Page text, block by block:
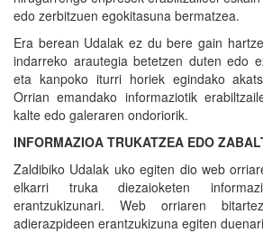
edo zerbitzuen egokitasuna bermatzea.
Era berean Udalak ez du bere gain
indarreko arautegia betetzen duten edo
eta kanpoko iturri horiek egindako
Orrian emandako informaziotik
kalte edo galeraren ondoriorik.
INFORMAZIOA TRUKATZEA EDO
Zaldibiko Udalak uko egiten dio web
elkarri truka diezaioketen
erantzukizunari. Web orriaren
adierazpideen erantzukizuna egiten